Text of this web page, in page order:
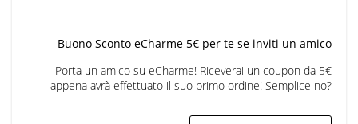
Buono Sconto eCharme 5€ per te se inviti un amico
Porta un amico su eCharme! Riceverai un coupon da 5€
appena avrà effettuato il suo primo ordine! Semplice no?